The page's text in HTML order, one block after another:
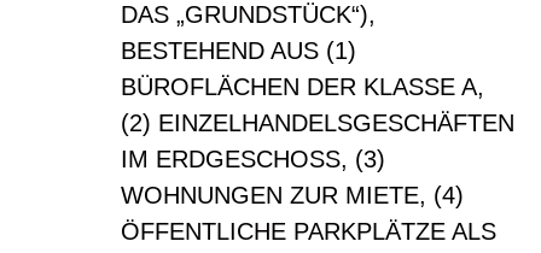
DAS „GRUNDSTÜCK“),
BESTEHEND AUS (1)
BÜROFLÄCHEN DER KLASSE A,
(2) EINZELHANDELSGESCHÄFTEN
IM ERDGESCHOSS, (3)
WOHNUNGEN ZUR MIETE, (4)
ÖFFENTLICHE PARKPLÄTZE ALS